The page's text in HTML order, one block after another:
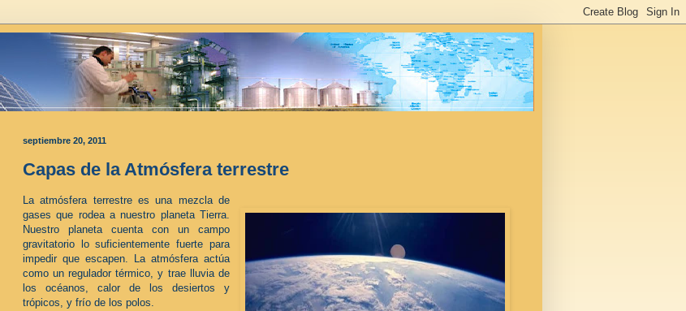
septiembre 20, 2011
Capas de la Atmósfera terrestre
La atmósfera terrestre es una mezcla de
gases que rodea a nuestro planeta Tierra.
Nuestro planeta cuenta con un campo
gravitatorio lo suficientemente fuerte para
impedir que escapen. La atmósfera actúa
como un regulador térmico, y trae lluvia de
los océanos, calor de los desiertos y
trópicos, y frío de los polos.